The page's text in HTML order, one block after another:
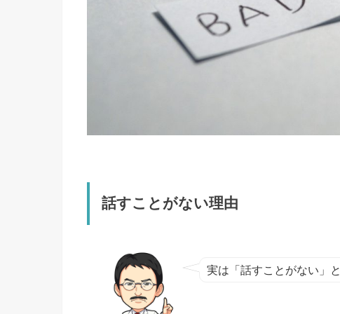
話すことがない理由
実は「話すことがない」と